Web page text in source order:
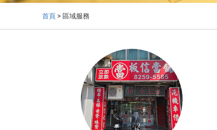
首頁 > 區域服務